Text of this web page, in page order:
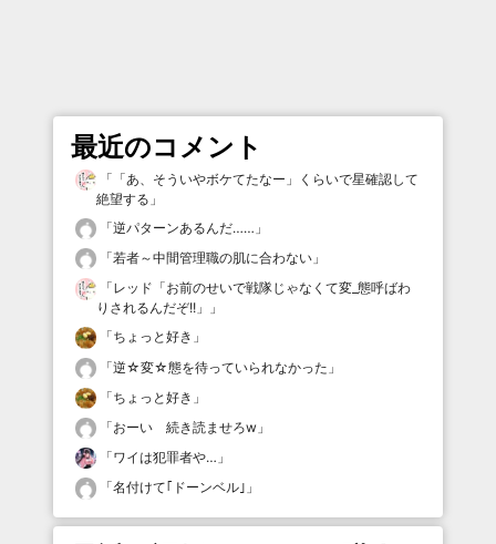
最近のコメント
「 「あ、そういやボケてたなー」くらいで星確認して
絶望する 」
「逆パターンあるんだ…… 」
「若者～中間管理職の肌に合わない 」
「レッド「お前のせいで戦隊じゃなくて変_態呼ばわ
りされるんだぞ!!」
」
「ちょっと好き 」
「逆☆変☆態を待っていられなかった 」
「ちょっと好き 」
「おーい 続き読ませろw 」
「ワイは犯罪者や… 」
「名付けて｢ドーンベル｣ 」